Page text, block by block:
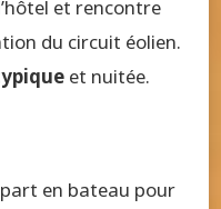
et rencontre
du circuit éolien.
et nuitée.
en bateau pour